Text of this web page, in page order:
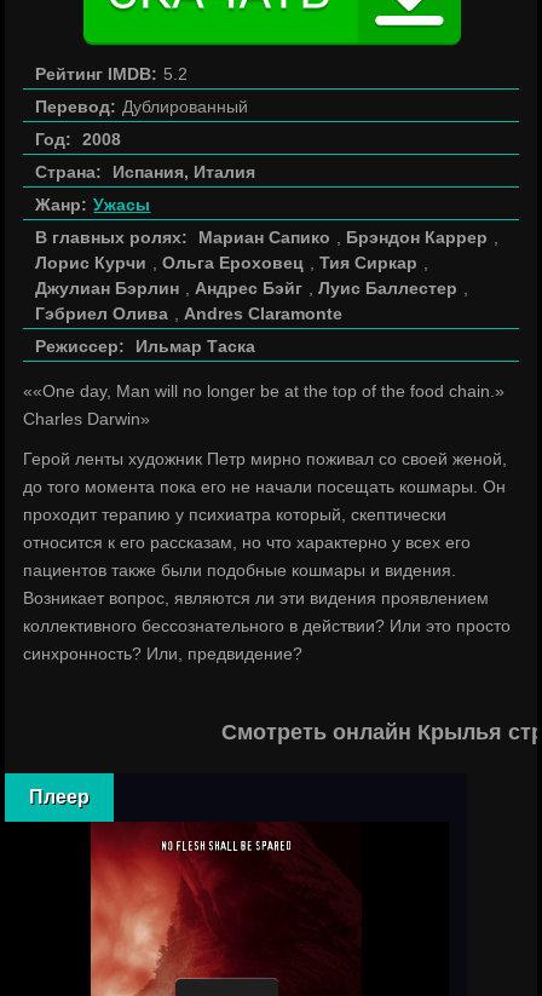
Рейтинг IMDB: 5.2
Перевод: Дублированный
Год:
2008
Страна:
Испания, Италия
Жанр: Ужасы
В главных ролях:
Мариан Сапико Брэндон Каррер
Лорис Курчи
,Ольга Ероховец ,Тия Сиркар
Джулиан Бэрлин
Андрес Бэйг ,Луис Баллестер
Гэбриел Олива
Andres Claramonte
Режиссер:
Ильмар Таска
««One day, Man will no longer be at the top of the food chain.»
Charles Darwin»
Герой ленты художник Петр мирно поживал со своей женой,
до того момента пока его не начали посещать кошмары. Он
проходит терапию у психиатра который, скептически
относится к его рассказам, но что характерно у всех его
пациентов также были подобные кошмары и видения.
Возникает вопрос, являются ли эти видения проявлением
коллективного бессознательного в действии? Или это просто
синхронность? Или, предвидение?
Смотреть онлайн Крылья
Плеер